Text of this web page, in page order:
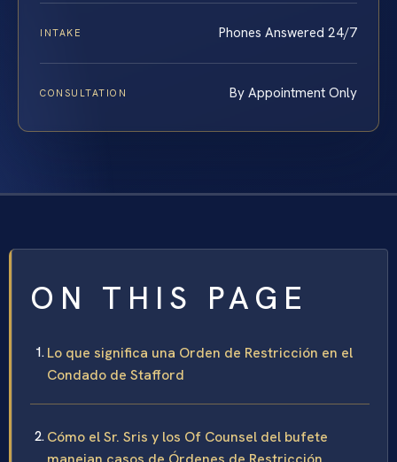
INTAKE Phones Answered 24/7
CONSULTATION By Appointment Only
ON THIS PAGE
Lo que significa una Orden de Restricción en el
Condado de Stafford
Cómo el Sr. Sris y los Of Counsel del bufete